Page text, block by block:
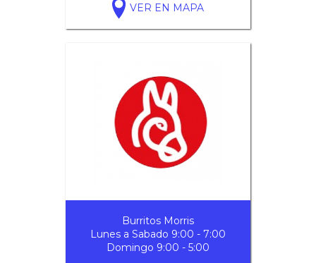
VER EN MAPA
Burritos Morris
Lunes a Sabado 9:00 - 7:00
Domingo 9:00 - 5:00